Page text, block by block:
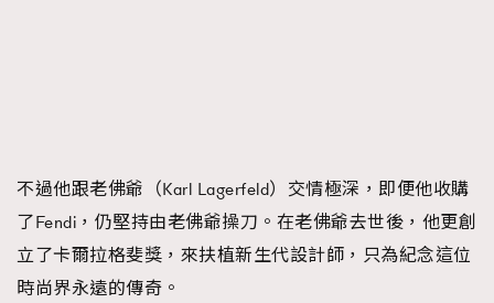
不過他跟老佛爺（Karl Lagerfeld）交情極深，即便他收購
了Fendi，仍堅持由老佛爺操刀。在老佛爺去世後，他更創
立了卡爾拉格斐獎，來扶植新生代設計師，只為紀念這位
時尚界永遠的傳奇。